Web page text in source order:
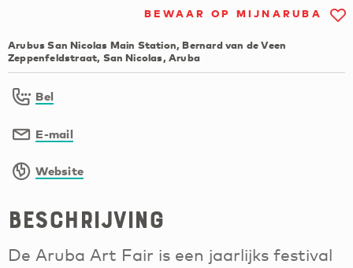
BEWAAR OP MIJNARUBA
Arubus San Nicolas Main Station, Bernard van de Veen
Zeppenfeldstraat, San Nicolas, Aruba
Bel
E-mail
Website
Beschrijving
De Aruba Art Fair is een jaarlijks festival